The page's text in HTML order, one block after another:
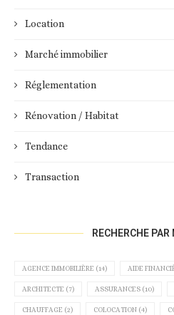
Location
Marché immobilier
Réglementation
Rénovation / Habitat
Tendance
Transaction
RECHERCHE
AGENCE IMMOBILIÈRE (14) AIDE
ARCHITECTE (7) ASSURANCES (10)
CHAUFFAGE (2) COLOCATION (4)